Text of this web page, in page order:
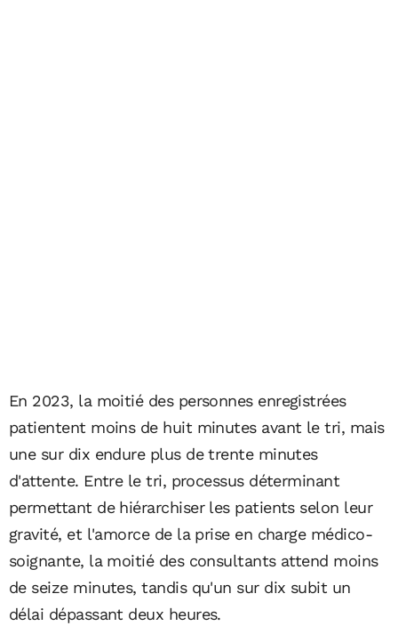
En 2023, la moitié des personnes enregistrées
patientent moins de huit minutes avant le tri, mais
une sur dix endure plus de trente minutes
d'attente. Entre le tri, processus déterminant
permettant de hiérarchiser les patients selon leur
gravité, et l'amorce de la prise en charge médico-
soignante, la moitié des consultants attend moins
de seize minutes, tandis qu'un sur dix subit un
délai dépassant deux heures.